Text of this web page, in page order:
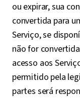
ou expirar, sua
convertida para
Serviço, se
não for
acesso aos
permitido pela
partes será